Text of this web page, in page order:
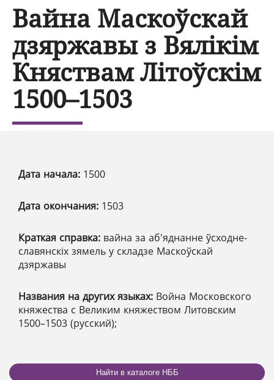
Вайна Маскоўскай
дзяржавы з Вялікім
Княствам Літоўскім
1500–1503
Дата начала: 1500
Дата окончания: 1503
Краткая справка: вайна за аб'яднанне ўсходне-
славянскіх зямель у складзе Маскоўскай
дзяржавы
Названия на других языках: Война Московского
княжества с Великим княжеством Литовским
1500–1503 (русский);
Найти в каталоге НББ